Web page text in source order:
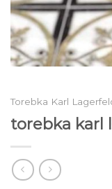
Torebka Karl
torebka karl